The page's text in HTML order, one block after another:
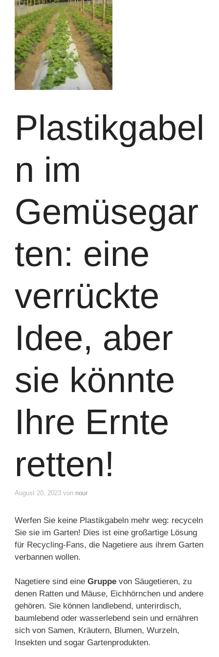
Plastikgabel
n im
Gemüsegar
ten: eine
verrückte
Idee, aber
sie könnte
Ihre Ernte
retten!
August 20, 2023 von nour
Werfen Sie keine Plastikgabeln mehr weg: recyceln
Sie sie im Garten! Dies ist eine großartige Lösung
für Recycling-Fans, die Nagetiere aus ihrem Garten
verbannen wollen.
Nagetiere sind eine Gruppe von Säugetieren, zu
denen Ratten und Mäuse, Eichhörnchen und andere
gehören. Sie können landlebend, unterirdisch,
baumlebend oder wasserlebend sein und ernähren
sich von Samen, Kräutern, Blumen, Wurzeln,
Insekten und sogar Gartenprodukten.